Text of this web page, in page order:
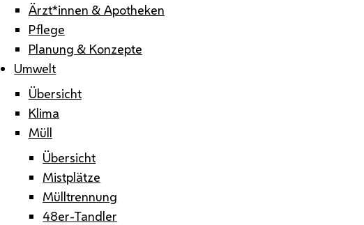
Ärzt*innen & Apotheken
Pflege
Planung & Konzepte
Umwelt
Übersicht
Klima
Müll
Übersicht
Mistplätze
Mülltrennung
48er-Tandler